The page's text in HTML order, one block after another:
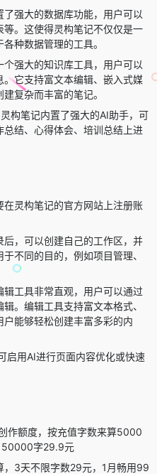
强大的数据库功能，用户可以
。这使得灵构笔记不仅仅是一
种数据管理的工具。
强大的知识库工具，用户可以
它支持富文本编辑、嵌入式媒
复杂而丰富的笔记。
构笔记内置了强大的AI助手，可
结、心得体会、培训总结上进
灵构笔记的官方网站上注册账
，可以创建自己的工作区，并
不同的目的，例如项目管理、
工具非常直观，用户可以通过
。编辑工具支持富文本格式、
能够轻松创建丰富多彩的内
启用AI进行页面内容优化或快速
作额度，按充值字数来算5000
50000字29.9元
，3天不限字数29元，1月畅用99